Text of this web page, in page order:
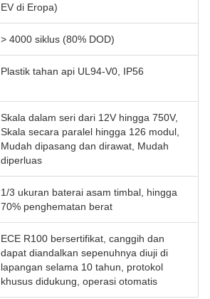
EV di Eropa)
> 4000 siklus (80% DOD)
Plastik tahan api UL94-V0, IP56
Skala dalam seri dari 12V hingga 750V,
Skala secara paralel hingga 126 modul,
Mudah dipasang dan dirawat, Mudah
diperluas
1/3 ukuran baterai asam timbal, hingga
70% penghematan berat
ECE R100 bersertifikat, canggih dan
dapat diandalkan sepenuhnya diuji di
lapangan selama 10 tahun, protokol
khusus didukung, operasi otomatis